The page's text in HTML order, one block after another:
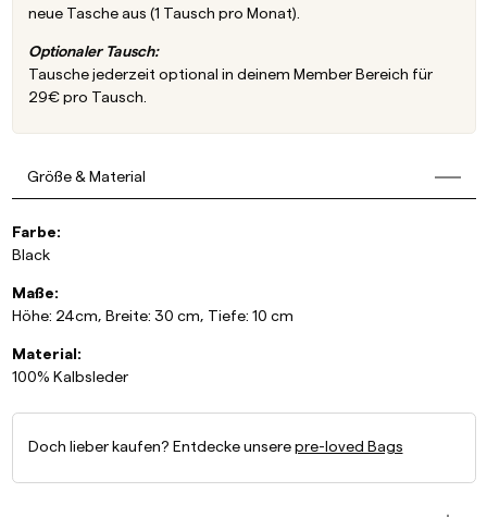
neue Tasche aus (1 Tausch pro Monat).
Optionaler Tausch:
Tausche jederzeit optional in deinem Member Bereich für
29€ pro Tausch.
Größe & Material
Farbe:
Black
Maße:
Höhe: 24cm, Breite: 30 cm, Tiefe: 10 cm
Material:
100% Kalbsleder
Doch lieber kaufen? Entdecke unsere pre-loved Bags